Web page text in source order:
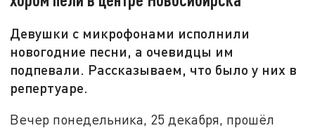
Девушки с микрофонами исполнили
новогодние песни, а очевидцы им
подпевали. Рассказываем, что было у них в
репертуаре.
Вечер понедельника, 25 декабря, прошёл